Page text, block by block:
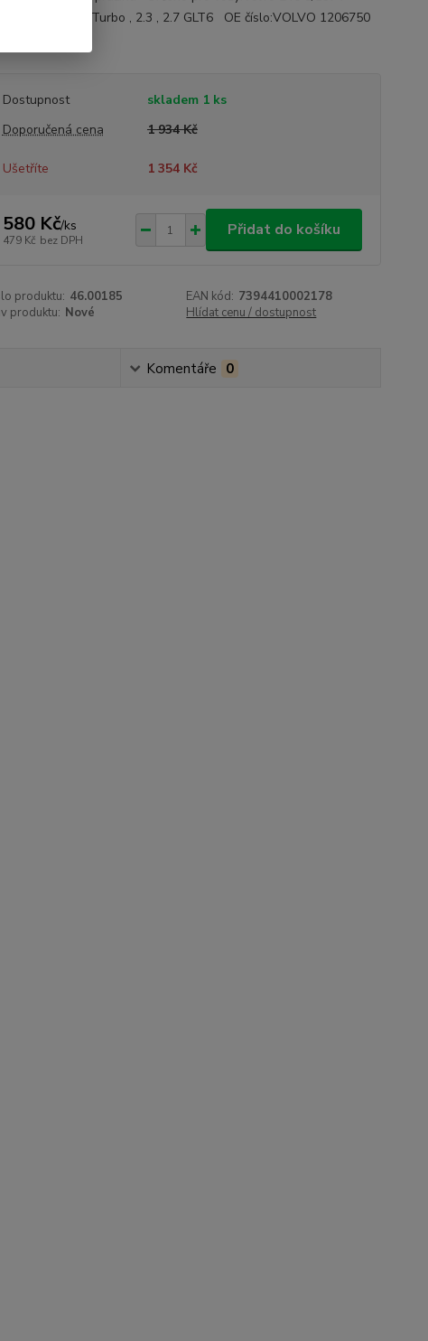
1983 - 2.1 , 2.1 Turbo , 2.3 , 2.7 GLT6 OE číslo:VOLVO 1206750
Dostupnost
skladem 1 ks
Doporučená cena
1 934 Kč
Ušetříte 1 354 Kč
580 Kč/ks
479 Kč bez DPH
Přidat do košíku
produktu: 46.00185 EAN kód: 7394410002178
produktu: Nové Hlídat cenu / dostupnost
Komentáře 0